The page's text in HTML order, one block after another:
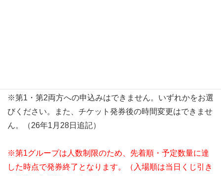
※第1・第2両方への申込みはできません。いずれかをお選
びください。また、チケット発券後の時間変更はできませ
ん。（26年1月28日追記）
※第1グループは人数制限のため、先着順・予定数量に達
した時点で発券終了となります。（入場順は当日くじ引き